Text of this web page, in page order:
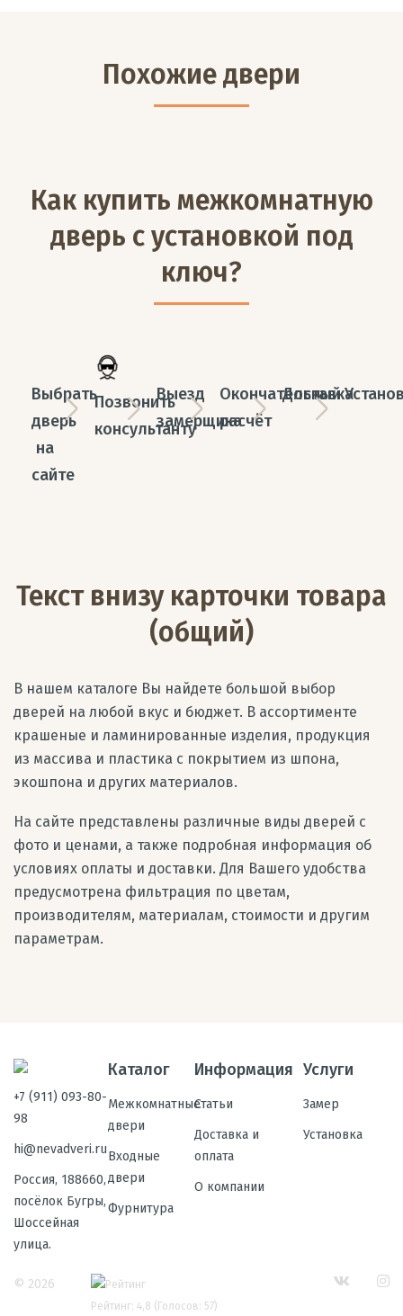
Похожие двери
Как купить межкомнатную
дверь с установкой под
ключ?
Выбрать
дверь
на
сайте
Позвонить
консультанту
Выезд
замерщика
Окончательный
расчёт
Доставка
Текст внизу карточки товара
(общий)
В нашем каталоге Вы найдете большой выбор
дверей на любой вкус и бюджет. В ассортименте
крашеные и ламинированные изделия, продукция
из массива и пластика с покрытием из шпона,
экошпона и других материалов.
На сайте представлены различные виды дверей с
фото и ценами, а также подробная информация об
условиях оплаты и доставки. Для Вашего удобства
предусмотрена фильтрация по цветам,
производителям, материалам, стоимости и другим
параметрам.
+7 (911) 093-80-
98
hi@nevadveri.ru
Россия, 188660,
посёлок Бугры,
Шоссейная
улица.
Каталог
Межкомнатные
двери
Входные
двери
Фурнитура
Информация
Статьи
Доставка и
оплата
О компании
Услуги
Замер
Установка
© 2026
Рейтинг: 4,8 (Голосов: 57)